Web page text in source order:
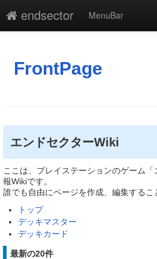
endsector
MenuBar
添付
最終更新
一覧
単語検索
FrontPage
エンドセクターWiki
ここは、プレイステーションのゲーム
報Wikiです。
誰でも自由にページを作成、編集するこ
トップ
デッキマスター
デッキカード
最新の20件